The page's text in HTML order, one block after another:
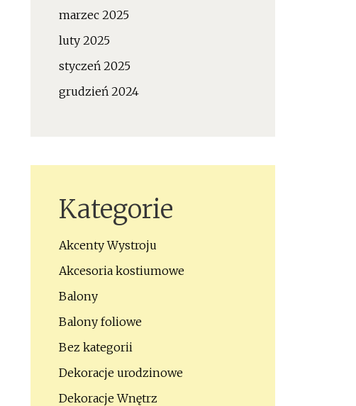
marzec 2025
luty 2025
styczeń 2025
grudzień 2024
Kategorie
Akcenty Wystroju
Akcesoria kostiumowe
Balony
Balony foliowe
Bez kategorii
Dekoracje urodzinowe
Dekoracje Wnętrz